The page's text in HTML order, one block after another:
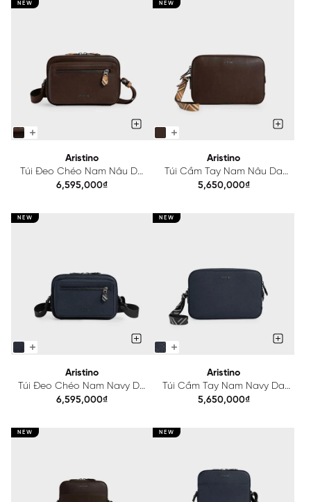
NEW
Aristino
Túi Đeo Chéo Nam Nâu Da
Thực Vật Aristino
6,595,000₫
NEW
Aristino
Túi Cầm Tay Nam Nâu Da
Thực Vật Aristino
5,650,000₫
NEW
Aristino
Túi Đeo Chéo Nam Navy Da
Thực Vật Aristino
6,595,000₫
NEW
Aristino
Túi Cầm Tay Nam Navy Da
Thực Vật Aristino
5,650,000₫
NEW NEW